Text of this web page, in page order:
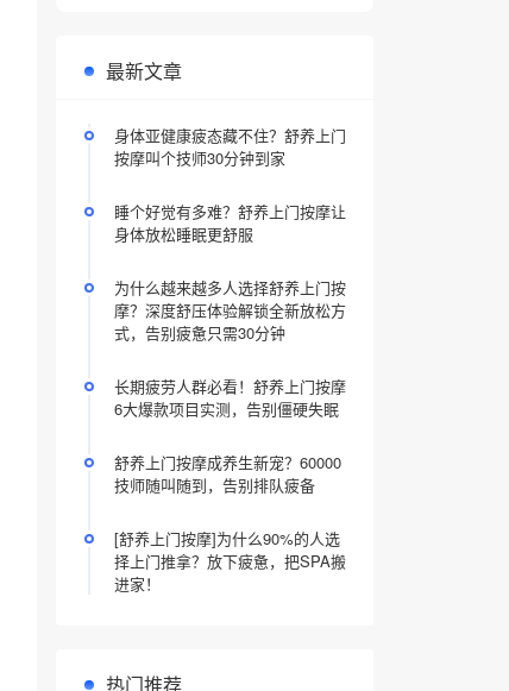
最新文章
身体亚健康疲态藏不住？舒养上门
按摩叫个技师30分钟到家
睡个好觉有多难？舒养上门按摩让
身体放松睡眠更舒服
为什么越来越多人选择舒养上门按
摩？深度舒压体验解锁全新放松方
式，告别疲惫只需30分钟
长期疲劳人群必看！舒养上门按摩
6大爆款项目实测，告别僵硬失眠
舒养上门按摩成养生新宠？60000
技师随叫随到，告别排队疲备
[舒养上门按摩]为什么90%的人选
择上门推拿？放下疲惫，把SPA搬
进家！
热门推荐